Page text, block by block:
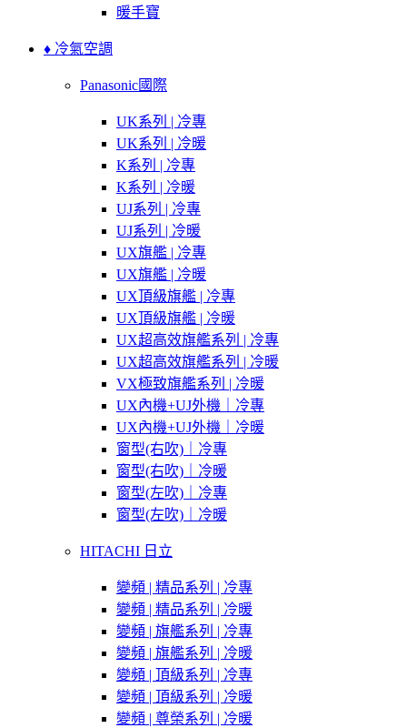
暖手寶
♦ 冷氣空調
Panasonic國際
UK系列 | 冷專
UK系列 | 冷暖
K系列 | 冷專
K系列 | 冷暖
UJ系列 | 冷專
UJ系列 | 冷暖
UX旗艦 | 冷專
UX旗艦 | 冷暖
UX頂級旗艦 | 冷專
UX頂級旗艦 | 冷暖
UX超高效旗艦系列 | 冷專
UX超高效旗艦系列 | 冷暖
VX極致旗艦系列 | 冷暖
UX內機+UJ外機｜冷專
UX內機+UJ外機｜冷暖
窗型(右吹)｜冷專
窗型(右吹)｜冷暖
窗型(左吹)｜冷專
窗型(左吹)｜冷暖
HITACHI 日立
變頻 | 精品系列 | 冷專
變頻 | 精品系列 | 冷暖
變頻 | 旗艦系列 | 冷專
變頻 | 旗艦系列 | 冷暖
變頻 | 頂級系列 | 冷專
變頻 | 頂級系列 | 冷暖
變頻 | 尊榮系列 | 冷暖